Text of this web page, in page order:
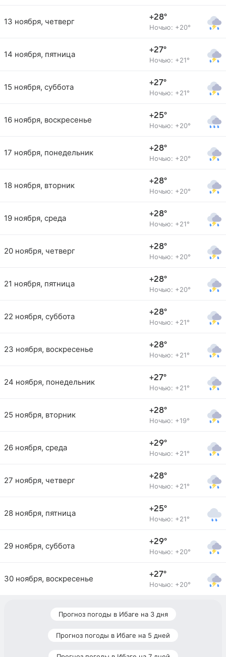
13 ноября, четверг +28°
Ночью: +20°
14 ноября, пятница +27°
Ночью: +21°
15 ноября, суббота +27°
Ночью: +21°
16 ноября, воскресенье +25°
Ночью: +20°
17 ноября, понедельник +28°
Ночью: +20°
18 ноября, вторник +28°
Ночью: +20°
19 ноября, среда +28°
Ночью: +21°
20 ноября, четверг +28°
Ночью: +20°
21 ноября, пятница +28°
Ночью: +20°
22 ноября, суббота +28°
Ночью: +21°
23 ноября, воскресенье +28°
Ночью: +21°
24 ноября, понедельник +27°
Ночью: +21°
25 ноября, вторник +28°
Ночью: +19°
26 ноября, среда +29°
Ночью: +21°
27 ноября, четверг +28°
Ночью: +21°
28 ноября, пятница +25°
Ночью: +21°
29 ноября, суббота +29°
Ночью: +20°
30 ноября, воскресенье +27°
Ночью: +20°
Прогноз погоды в Ибаге на 3 дня
Прогноз погоды в Ибаге на 5 дней